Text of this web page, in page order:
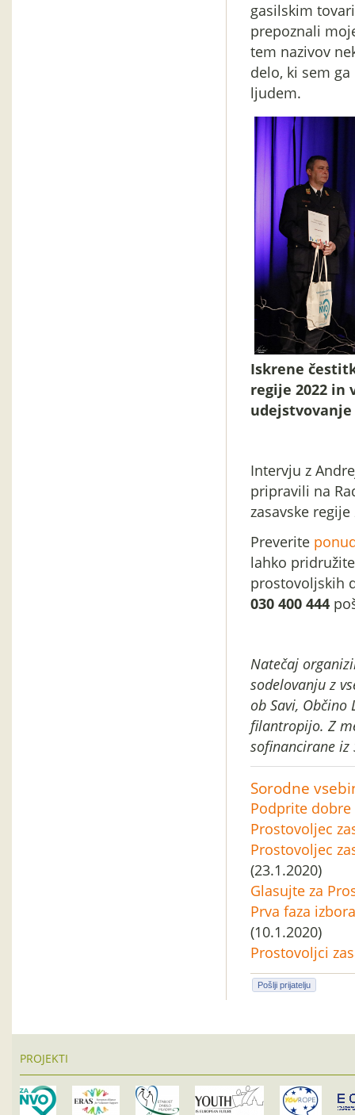
gasilskim
prepoznali
tem nazivov
delo, ki sem
ljudem.
Iskrene
regije 2022 in
Intervju z
pripravili na
zasavske
Preverite
lahko
prostovoljskih
030 400 444
Natečaj
sodelovanju z
ob Savi,
filantropijo. Z
sofinancirane iz
Sorodne
Podprite dobre
Prostovoljec
Prostovoljec
(23.1.2020)
Glasujte za
Prva faza
(10.1.2020)
Prostovoljci
Pošlji prijatelju
PROJEKTI